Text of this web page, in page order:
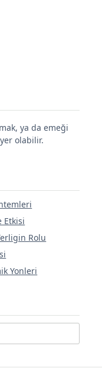
ya da emeği
olabilir.
Etkisi
Rolu
Yonleri